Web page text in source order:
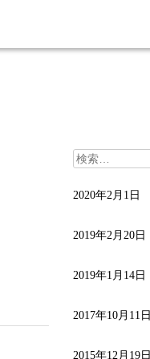
検
2020年2月1日
2019年2月20日
2019年1月14日
2017年10月11日
2015年12月19日